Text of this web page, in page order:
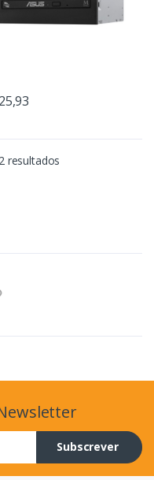
resultados
Subscrever